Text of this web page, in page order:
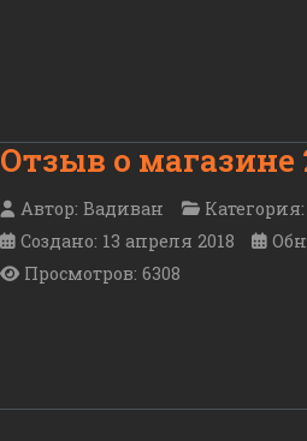
Отзыв о магазине
Автор: Вадиван Категория:
Создано: 13 апреля 2018
Просмотров: 6308